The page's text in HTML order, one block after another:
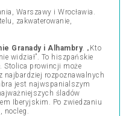
Warszawy i Wrocławia.
zakwaterowanie,
Granady i Alhambry. „Kto
widział”. To hiszpańskie
Stolica prowincji może
najbardziej rozpoznawalnych
jest najwspanialszym
śladów
Iberyjskim. Po zwiedzaniu
nocleg.